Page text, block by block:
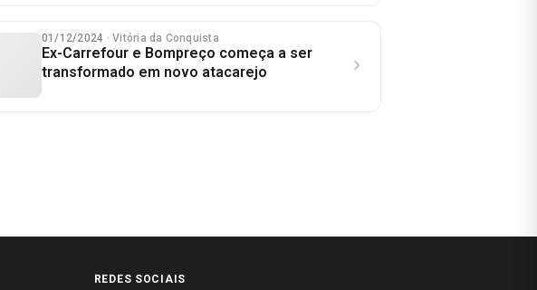
01/12/2024 · Vitória da Conquista
Ex-Carrefour e Bompreço começa a ser
transformado em novo atacarejo
REDES SOCIAIS